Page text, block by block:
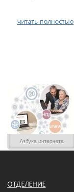
читать полностью
Азбука интернета
ОТДЕЛЕНИЕ